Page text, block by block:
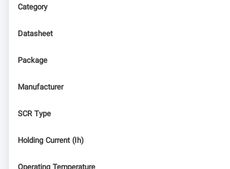
Category
Datasheet
Package
Manufacturer
SCR Type
Holding Current (Ih)